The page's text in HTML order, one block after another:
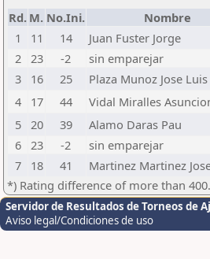
Rd. M. No.Ini. Nombre
1
11 14 Juan Fuster Jorge
2 23 -2 sin emparejar
3
16 25 Plaza Munoz Jose Luis
4
17 44 Vidal Miralles
5 20 39 Alamo Daras Pau
6 23 -2 sin emparejar
7
18 41 Martinez Martinez
*) Rating difference of more than
Servidor de Resultados de Torneos de
Aviso legal/Condiciones de uso